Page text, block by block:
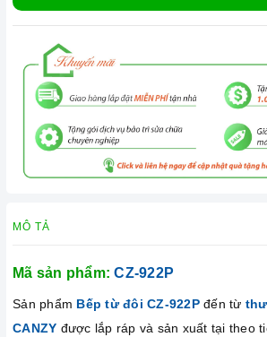
MÔ TẢ
Mã sản phẩm:CZ-922P
Sản phẩm Bếp từ đôi CZ-922P đến từ
CANZY được lắp ráp và sản xuất tại theo